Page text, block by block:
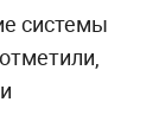
системы